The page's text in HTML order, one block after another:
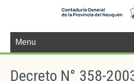
Menu
Decreto N° 358-